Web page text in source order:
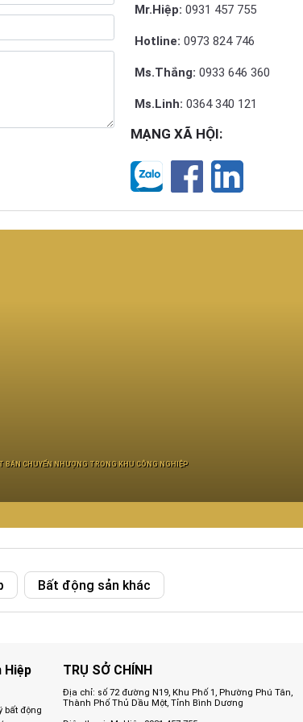
Mr.Hiệp: 0931 457 755
Hotline: 0973 824 746
Ms.Thắng: 0933 646 360
Ms.Linh: 0364 340 121
MẠNG XÃ HỘI:
BÁN CHUYỂN NHƯỢNG TRONG KHU CÔNG NGHIỆP
Bất động sản khác
Hiệp
bất động
TRỤ SỞ CHÍNH
Địa chỉ: số 72 đường N19, Khu Phố 1, Phường Phú Tân,
Thành Phố Thủ Dầu Một, Tỉnh Bình Dương